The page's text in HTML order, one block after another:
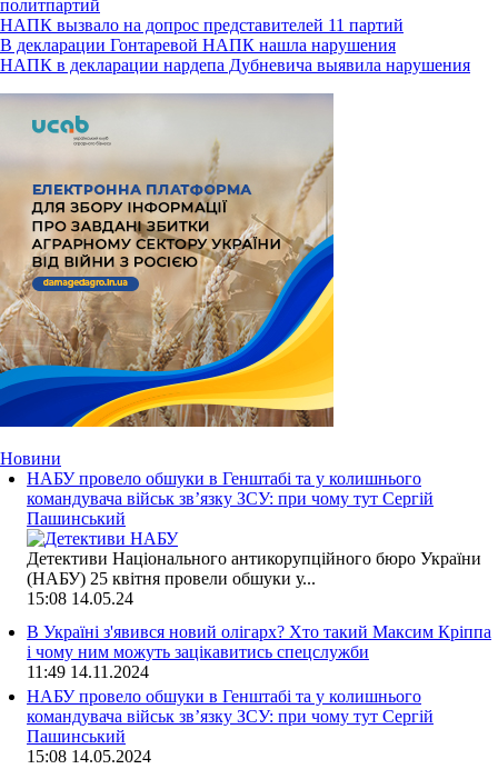
политпартий
НАПК вызвало на допрос представителей 11 партий
В декларации Гонтаревой НАПК нашла нарушения
НАПК в декларации нардепа Дубневича выявила нарушения
Новини
НАБУ провело обшуки в Генштабі та у колишнього
командувача військ зв’язку ЗСУ: при чому тут Сергій
Пашинський
Детективи Національного антикорупційного бюро України
(НАБУ) 25 квітня провели обшуки у...
15:08 14.05.24
В Україні з'явився новий олігарх? Хто такий Максим Кріппа
і чому ним можуть зацікавитись спецслужби
11:49 14.11.2024
НАБУ провело обшуки в Генштабі та у колишнього
командувача військ зв’язку ЗСУ: при чому тут Сергій
Пашинський
15:08 14.05.2024